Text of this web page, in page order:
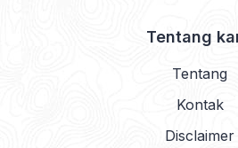
Tentang
Tentang
Kontak
Disclaimer